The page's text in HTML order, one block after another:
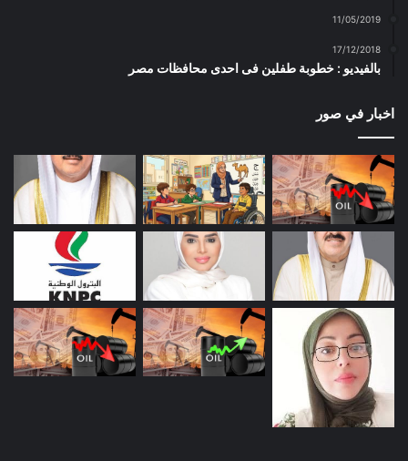
11/05/2019
17/12/2018
بالفيديو : خطوبة طفلين فى احدى محافظات مصر
اخبار في صور